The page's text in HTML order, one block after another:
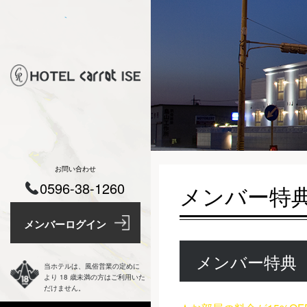
当ホテルは、風俗営業の定めに
より 18 歳未満の方はご利用いた
だけません。
お問い合わせ
0596-38-1260 メンバー特
メンバー特典